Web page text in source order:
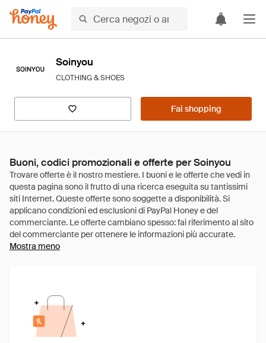
Soinyou
CLOTHING & SHOES
Fai shopping
Buoni, codici promozionali e offerte per Soinyou
Mostra meno